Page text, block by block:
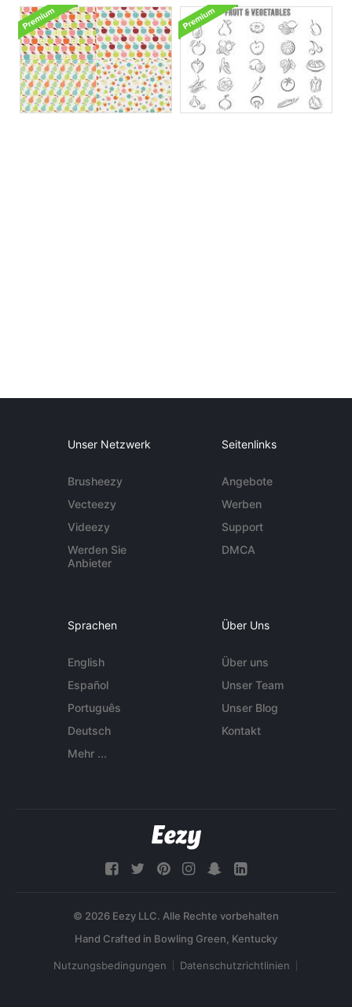
Unser Netzwerk
Brusheezy
Vecteezy
Videezy
Werden Sie
Anbieter
Seitenlinks
Angebote
Werben
Support
DMCA
Sprachen
English
Español
Português
Deutsch
Mehr ...
Über Uns
Über uns
Unser Team
Unser Blog
Kontakt
© 2026 Eezy LLC. Alle Rechte vorbehalten
Nutzungsbedingungen Datenschutzrichtlinien